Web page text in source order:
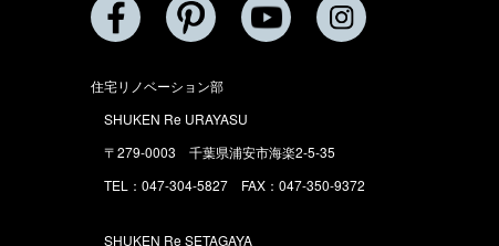
住宅リノベーション部
SHUKEN Re URAYASU
〒279-0003 千葉県浦安市海楽2-5-35
TEL：047-304-5827 FAX：047-350-9372
SHUKEN Re SETAGAYA